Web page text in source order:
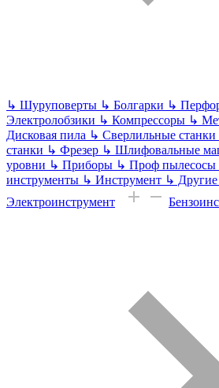
↳ Шуруповерты ↳ Болгарки ↳
Электролобзики ↳ Компрессоры ↳
Дисковая пила ↳ Сверлильные станки
станки ↳ Фрезер ↳ Шлифовальные
уровни ↳ Приборы ↳ Проф пылесосы
инструменты ↳ Инструмент ↳ Другие
Электроинструмент